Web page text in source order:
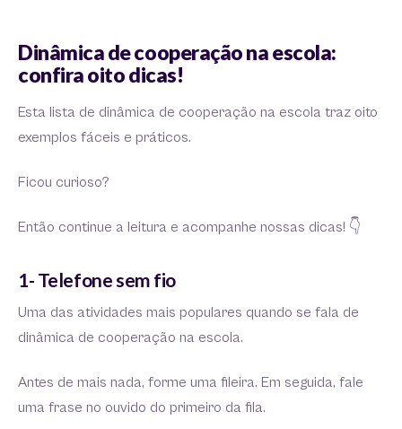
Dinâmica de cooperação na escola:
confira oito dicas!
Esta lista de dinâmica de cooperação na escola traz oito
exemplos fáceis e práticos.
Ficou curioso?
Então continue a leitura e acompanhe nossas dicas! 👇
1- Telefone sem fio
Uma das atividades mais populares quando se fala de
dinâmica de cooperação na escola.
Antes de mais nada, forme uma fileira. Em seguida, fale
uma frase no ouvido do primeiro da fila.